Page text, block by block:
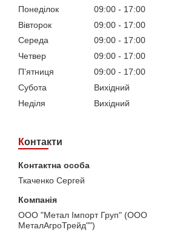
Понеділок 09:00
17:00
Вівторок
09:00
17:00
Середа
09:00
17:00
Четвер
09:00
17:00
Пʼятниця
09:00
17:00
Субота
Вихідний
Неділя
Вихідний
Контакти
Ткаченко Сергей
ООО "Метал Імпорт Груп" (ООО
МеталАгроТрейд"")